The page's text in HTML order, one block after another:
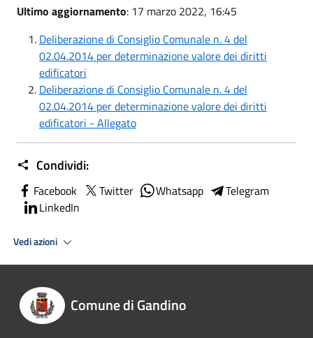
Ultimo aggiornamento: 17 marzo 2022, 16:45
Deliberazione di Consiglio Comunale n. 4 del
02.04.2014 per determinazione valore dei diritti
edificatori
Deliberazione di Consiglio Comunale n. 4 del
02.04.2014 per determinazione valore dei diritti
edificatori - Allegato
Condividi:
Facebook Twitter Whatsapp
Telegram
LinkedIn
Vedi azioni
Comune di Gandino